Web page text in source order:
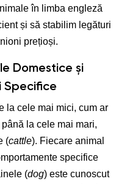
în limba engleză
și să stabilim legături
prețioși.
Domestice și
Specifice
la cele mai mici, cum ar
până la cele mai mari,
(cattle). Fiecare animal
specifice
(dog) este cunoscut